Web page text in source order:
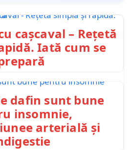
cașcaval – Rețetă
Iată cum se
dafin sunt bune
insomnie,
arterială și